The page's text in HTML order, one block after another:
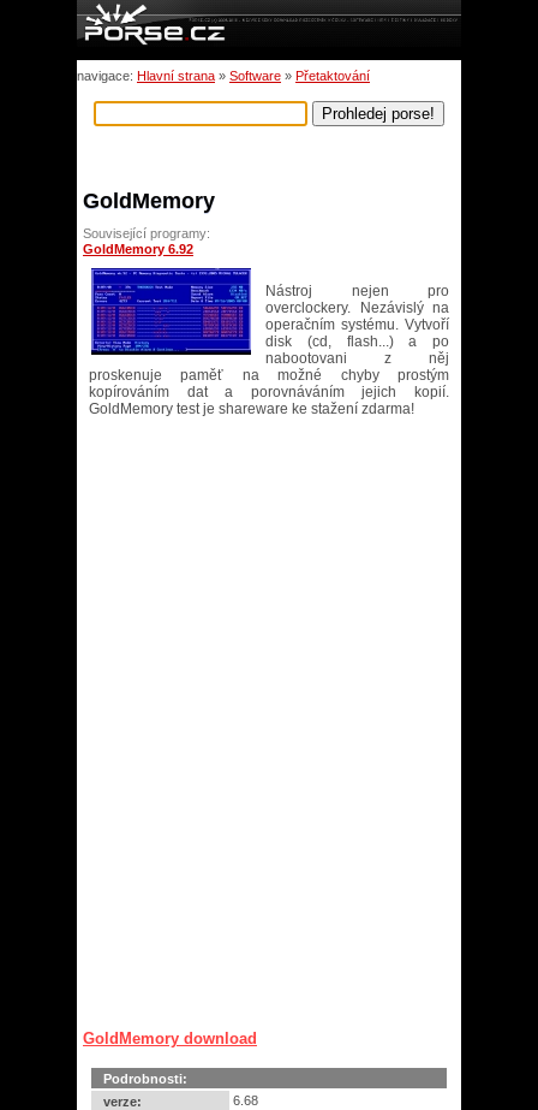
navigace: Hlavní strana » Software » Přetaktování
GoldMemory
Související programy:
GoldMemory 6.92
Nástroj nejen pro
overclockery. Nezávislý na
operačním systému. Vytvoří
disk (cd, flash...) a po
nabootovani z něj
proskenuje paměť na možné chyby prostým
kopírováním dat a porovnáváním jejich kopií.
GoldMemory test je shareware ke stažení zdarma!
GoldMemory download
Podrobnosti:
verze:
6.68